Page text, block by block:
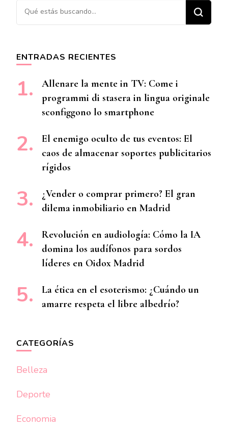
¿Buscas algo?
ENTRADAS RECIENTES
Allenare la mente in TV: Come i
programmi di stasera in lingua originale
sconfiggono lo smartphone
El enemigo oculto de tus eventos: El
caos de almacenar soportes publicitarios
rígidos
¿Vender o comprar primero? El gran
dilema inmobiliario en Madrid
Revolución en audiología: Cómo la IA
domina los audífonos para sordos
líderes en Oidox Madrid
La ética en el esoterismo: ¿Cuándo un
amarre respeta el libre albedrío?
CATEGORÍAS
Belleza
Deporte
Economia